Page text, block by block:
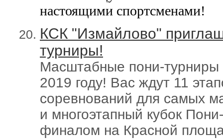
настоящими спортсменами!
КСК "Измайлово"
турниры!
Масштабные пони-
2019 году! Вас ждут 11
соревнований для самых
и многоэтапный кубок
финалом на Красной